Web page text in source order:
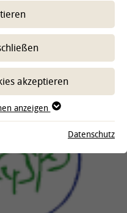
akzeptieren
anzeigen
Datenschutz